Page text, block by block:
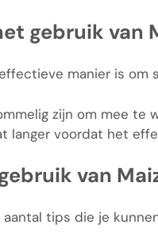
gebruik van
manier is
zijn om mee te
langer voordat het
van
aantal tips die je